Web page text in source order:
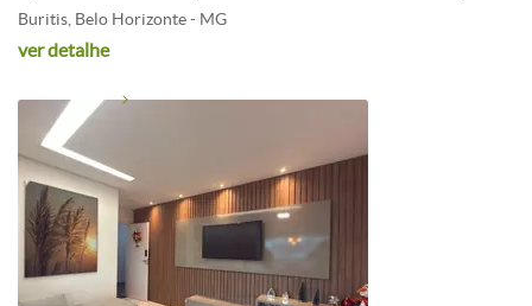
Buritis, Belo Horizonte - MG
ver detalhe